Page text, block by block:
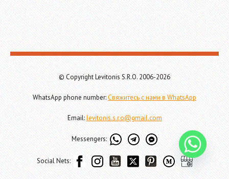
© Copyright Levitonis S.R.O. 2006-2026
WhatsApp phone number:Свяжитесь с нами в WhatsApp
Email:levitonis.s.r.o@gmail.com
Messengers:
Social Nets: